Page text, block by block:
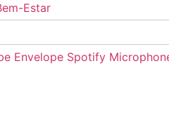
Estar
Envelope Spotify